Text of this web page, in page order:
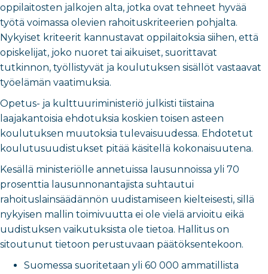
oppilaitosten jalkojen alta, jotka ovat tehneet hyvää
työtä voimassa olevien rahoituskriteerien pohjalta.
Nykyiset kriteerit kannustavat oppilaitoksia siihen, että
opiskelijat, joko nuoret tai aikuiset, suorittavat
tutkinnon, työllistyvät ja koulutuksen sisällöt vastaavat
työelämän vaatimuksia.
Opetus- ja kulttuuriministeriö julkisti tiistaina
laajakantoisia ehdotuksia koskien toisen asteen
koulutuksen muutoksia tulevaisuudessa. Ehdotetut
koulutusuudistukset pitää käsitellä kokonaisuutena.
Kesällä ministeriölle annetuissa lausunnoissa yli 70
prosenttia lausunnonantajista suhtautui
rahoituslainsäädännön uudistamiseen kielteisesti, sillä
nykyisen mallin toimivuutta ei ole vielä arvioitu eikä
uudistuksen vaikutuksista ole tietoa. Hallitus on
sitoutunut tietoon perustuvaan päätöksentekoon.
Suomessa suoritetaan yli 60 000 ammatillista